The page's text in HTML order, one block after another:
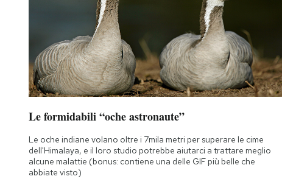
Le formidabili “oche astronaute”
Le oche indiane volano oltre i 7mila metri per superare le cime
dell'Himalaya, e il loro studio potrebbe aiutarci a trattare meglio
alcune malattie (bonus: contiene una delle GIF più belle che
abbiate visto)